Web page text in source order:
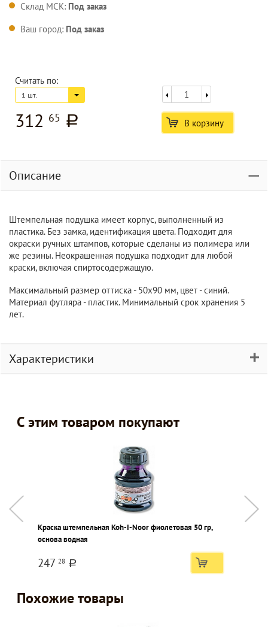
Склад МСК: Под заказ
Ваш город: Под заказ
Считать по:
1 шт.
312 65 a В корзину
Описание
Штемпельная подушка имеет корпус, выполненный из
пластика. Без замка, идентификация цвета. Подходит для
окраски ручных штампов, которые сделаны из полимера или
же резины. Неокрашенная подушка подходит для любой
краски, включая спиртосодержащую.
Максимальный размер оттиска - 50x90 мм, цвет - синий.
Материал футляра - пластик. Минимальный срок хранения 5
лет.
Характеристики
С этим товаром покупают
Краска штемпельная Koh-I-Noor фиолетовая 50 гр,
основа водная
247 28 a
Похожие товары